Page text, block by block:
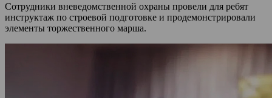
Сотрудники вневедомственной охраны провели для ребят
инструктаж по строевой подготовке и продемонстрировали
элементы торжественного марша.